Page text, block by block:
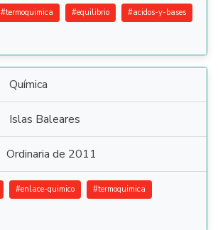
#termoquimica #equilibrio #acidos-y-bases
Química
Islas Baleares
Ordinaria de 2011
#enlace-quimico #termoquimica